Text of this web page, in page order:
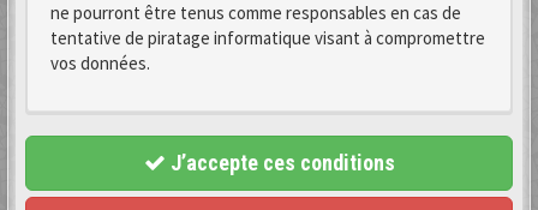
ne pourront être tenus comme responsables en cas de
tentative de piratage informatique visant à compromettre
vos données.
J’accepte ces conditions